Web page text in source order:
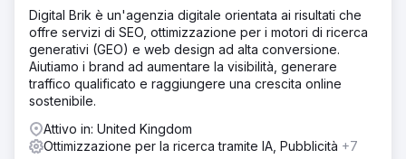
Digital Brik è un'agenzia digitale orientata ai risultati che
offre servizi di SEO, ottimizzazione per i motori di ricerca
generativi (GEO) e web design ad alta conversione.
Aiutiamo i brand ad aumentare la visibilità, generare
traffico qualificato e raggiungere una crescita online
sostenibile.
Attivo in: United Kingdom
Ottimizzazione per la ricerca tramite IA, Pubblicità +7